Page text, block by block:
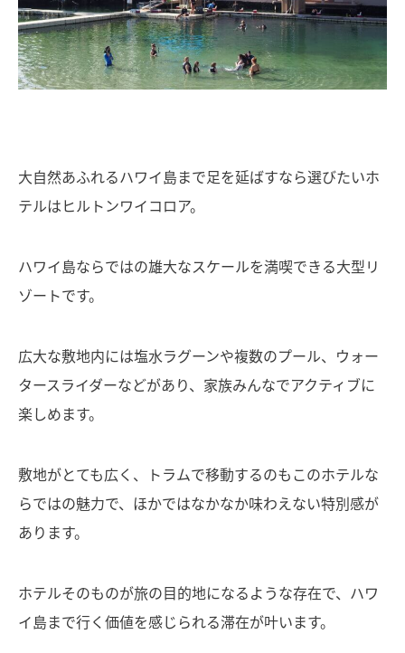
大自然あふれるハワイ島まで足を延ばすなら選びたいホ
テルはヒルトンワイコロア。
ハワイ島ならではの雄大なスケールを満喫できる大型リ
ゾートです。
広大な敷地内には塩水ラグーンや複数のプール、ウォー
タースライダーなどがあり、家族みんなでアクティブに
楽しめます。
敷地がとても広く、トラムで移動するのもこのホテルな
らではの魅力で、ほかではなかなか味わえない特別感が
あります。
ホテルそのものが旅の目的地になるような存在で、ハワ
イ島まで行く価値を感じられる滞在が叶います。